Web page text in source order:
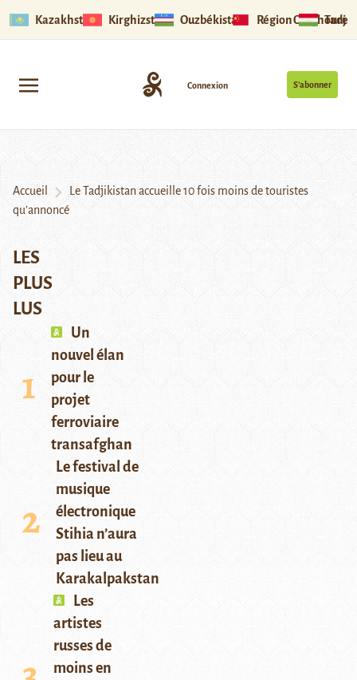
Kazakhstan Kirghizstan Ouzbékistan Région Ouïghoure
S’abonner
Connexion
Accueil
Le Tadjikistan accueille 10 fois moins de touristes
qu’annoncé
LES
PLUS
LUS
Un
nouvel élan
pour le
projet
ferroviaire
transafghan
Le festival de
musique
électronique
Stihia n’aura
pas lieu au
Karakalpakstan
Les
artistes
russes de
moins en